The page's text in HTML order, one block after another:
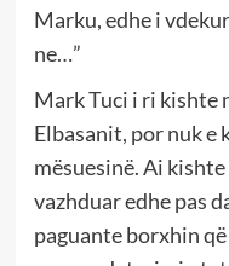
Marku, edhe i
ne…”
Mark Tuci i ri kishte
Elbasanit, por nuk e
mësuesinë. Ai
vazhduar edhe pas
paguante borxhin